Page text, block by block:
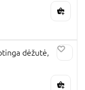
dėžutė,